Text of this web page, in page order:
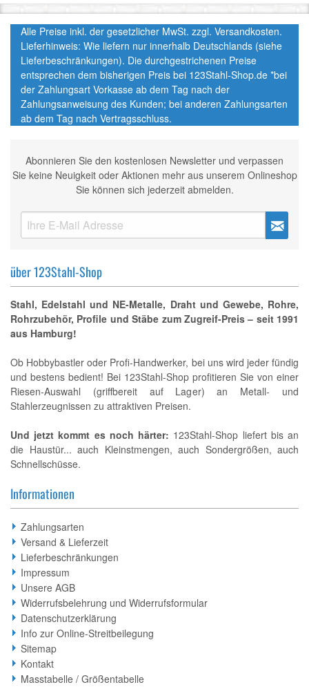
Alle Preise inkl. der gesetzlicher MwSt. zzgl. Versandkosten.
Lieferhinweis: Wie liefern nur innerhalb Deutschlands (siehe
Lieferbeschränkungen). Die durchgestrichenen Preise
entsprechen dem bisherigen Preis bei 123Stahl-Shop.de *bei
der Zahlungsart Vorkasse ab dem Tag nach der
Zahlungsanweisung des Kunden; bei anderen Zahlungsarten
ab dem Tag nach Vertragsschluss.
Abonnieren Sie den kostenlosen Newsletter und verpassen
Sie keine Neuigkeit oder Aktionen mehr aus unserem Onlineshop
Sie können sich jederzeit abmelden.
über 123Stahl-Shop
Stahl, Edelstahl und NE-Metalle, Draht und Gewebe, Rohre,
Rohrzubehör, Profile und Stäbe zum Zugreif-Preis – seit 1991
aus Hamburg!
Ob Hobbybastler oder Profi-Handwerker, bei uns wird jeder fündig
und bestens bedient! Bei 123Stahl-Shop profitieren Sie von einer
Riesen-Auswahl (griffbereit auf Lager) an Metall- und
Stahlerzeugnissen zu attraktiven Preisen.
Und jetzt kommt es noch härter: 123Stahl-Shop liefert bis an
die Haustür... auch Kleinstmengen, auch Sondergrößen, auch
Schnellschüsse.
Informationen
Zahlungsarten
Versand & Lieferzeit
Lieferbeschränkungen
Impressum
Unsere AGB
Widerrufsbelehrung und Widerrufsformular
Datenschutzerklärung
Info zur Online-Streitbeilegung
Sitemap
Kontakt
Masstabelle / Größentabelle